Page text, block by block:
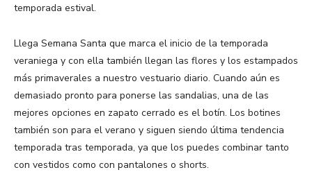
temporada estival.
Llega Semana Santa que marca el inicio de la temporada
veraniega y con ella también llegan las flores y los estampados
más primaverales a nuestro vestuario diario. Cuando aún es
demasiado pronto para ponerse las sandalias, una de las
mejores opciones en zapato cerrado es el botín. Los botines
también son para el verano y siguen siendo última tendencia
temporada tras temporada, ya que los puedes combinar tanto
con vestidos como con pantalones o shorts.